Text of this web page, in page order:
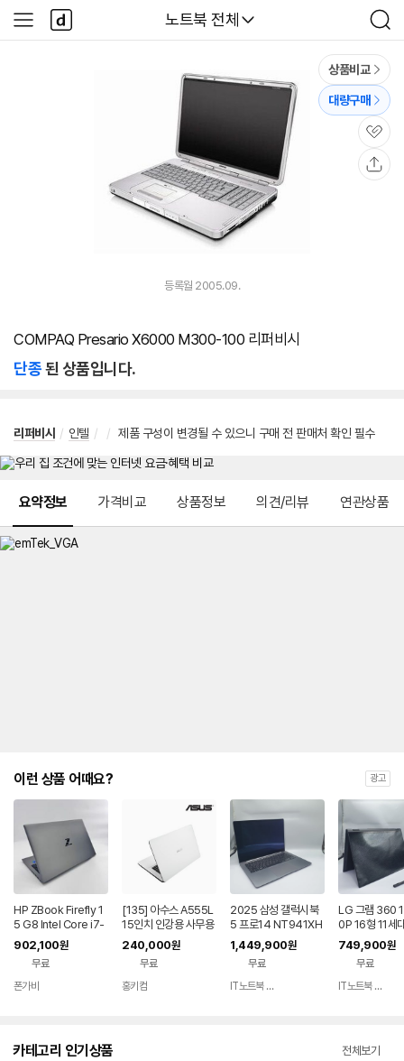
다나와
노트북 전체
검
색
사
이
다
나
와
상품비교
대량구매
관
심
등록월 2005.09.
COMPAQ Presario X6000 M300-100 리퍼비시
단종된 상품입니다.
리퍼비시 / 인텔 / / 제품 구성이 변경될 수 있으니 구매 전 판매처 확인 필수
요약정보 가격비교 상품정보 의견/리뷰 연관상품
이런 상품 어때요? 광고
HP ZBook Firefly 1
5 G8 Intel Core i7-
1165G7 1024GB R
AM 32GB 15인치 S
등급 중고노트북 000
031
902,100원
무료
폰가비
[135] 아수스 A555L
15인치 인강용 사무용
업무용 중고노트북
240,000원
무료
홍키컴
2025 삼성 갤럭시북
5 프로14 NT941XH
A 인텔 울트라5 루나
레이크 RAM 16GB
1,449,900원
무료
IT노트북 리브
LG 그램 360
0P 16형 11세
256GB 2in1
펜/터치
749,900원
무료
IT노트북 리브
카테고리 인기상품 전체보기